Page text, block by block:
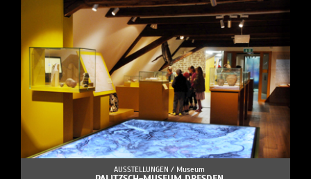
AUSSTELLUNGEN / Museum